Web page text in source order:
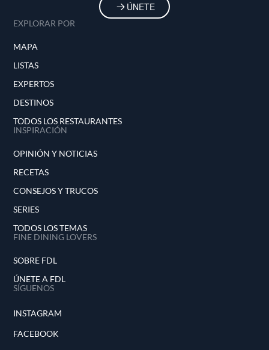
ÚNETE
EXPLORAR POR
MAPA
LISTAS
EXPERTOS
DESTINOS
TODOS LOS RESTAURANTES
INSPIRACIÓN
OPINIÓN Y NOTICIAS
RECETAS
CONSEJOS Y TRUCOS
SERIES
TODOS LOS TEMAS
FINE DINING LOVERS
SOBRE FDL
ÚNETE A FDL
SÍGUENOS
INSTAGRAM
FACEBOOK